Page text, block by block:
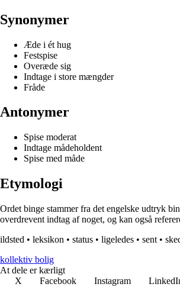
Synonymer
Æde i ét hug
Festspise
Overæde sig
Indtage i store mængder
Fråde
Antonymer
Spise moderat
Indtage mådeholdent
Spise med måde
Etymologi
Ordet binge stammer fra det engelske udtryk
overdrevent indtag af noget, og kan også
ildsted • leksikon • status • ligeledes • sent •
kollektiv bolig
At dele er kærligt
X
Facebook Instagram